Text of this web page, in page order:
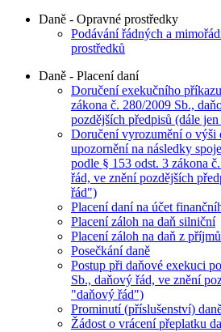
Daně - Opravné prostředky
Podávání řádných a
prostředků
Daně - Placení daní
Doručení exekučního
zákona č. 280/2009 Sb.,
pozdějších předpisů (dále
Doručení vyrozumění o výši
upozornění na následky
podle § 153 odst. 3 zákona
řád, ve znění pozdějších
řád")
Placení daní na účet
Placení záloh na daň silniční
Placení záloh na daň z
Posečkání daně
Postup při daňové exekuci
Sb., daňový řád, ve znění
"daňový řád")
Prominutí (příslušenství)
Žádost o vrácení přeplatku